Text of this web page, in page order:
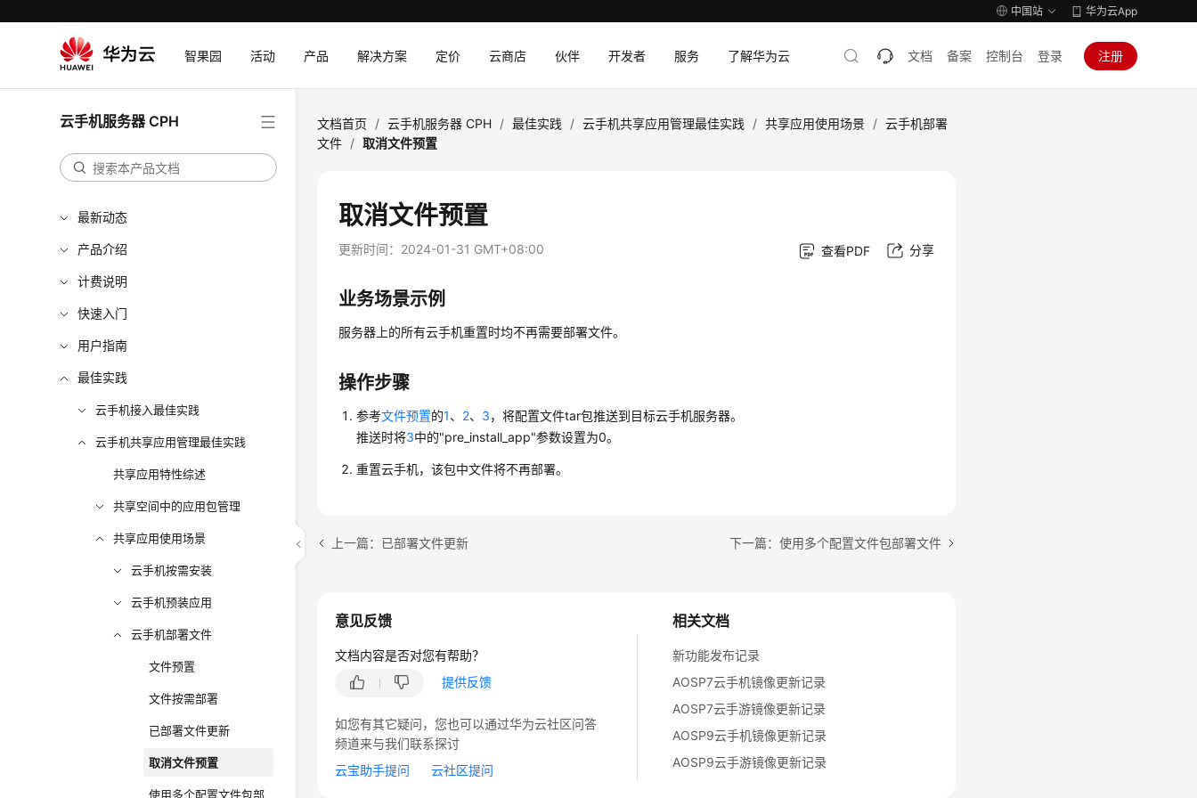
中国站 华为云App
智果园 活动 产品 解决方案 定价 云商店 伙伴 开发者 服务 了解华为云 文档 备案 控制台 登录 注册
云手机服务器 CPH
最新动态
产品介绍
计费说明
快速入门
用户指南
最佳实践
云手机接入最佳实践
云手机共享应用管理最佳实践
共享应用特性综述
共享空间中的应用包管理
共享应用使用场景
云手机按需安装
云手机预装应用
云手机部署文件
文件预置
文件按需部署
已部署文件更新
取消文件预置
使用多个配置文件包部
文档首页 / 云手机服务器 CPH / 最佳实践 / 云手机共享应用管理最佳实践 / 共享应用使用场景 / 云手机部署
文件 / 取消文件预置
取消文件预置
更新时间： 2024-01-31 GMT+08:00 查看PDF 分享
业务场景示例
服务器上的所有云手机重置时均不再需要部署文件。
操作步骤
参考文件预置的1、 2、 3，将配置文件tar包推送到目标云手机服务器。
推送时将3中的"pre_install_app"参数设置为0。
重置云手机，该包中文件将不再部署。
上一篇：已部署文件更新 下一篇：使用多个配置文件包部署文件
相关文档
新功能发布记录
AOSP7云手机镜像更新记录
AOSP7云手游镜像更新记录
AOSP9云手机镜像更新记录
AOSP9云手游镜像更新记录
意见反馈
文档内容是否对您有帮助？
提供反馈
如您有其它疑问，您也可以通过华为云社区问答
频道来与我们联系探讨
云宝助手提问
云社区提问